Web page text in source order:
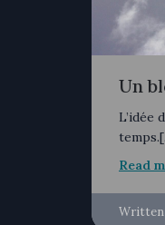
Un
L’idée
Read
Written